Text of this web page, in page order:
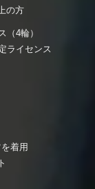
の方
（4輪）
ライセンス
着用